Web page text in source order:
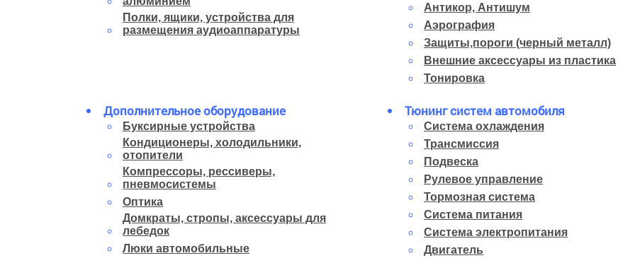
Полки, ящики, устройства для
размещения аудиоаппаратуры
Антикор, Антишум
Аэрография
Защиты,пороги (черный металл)
Внешние аксессуары из пластика
Тонировка
Дополнительное оборудование
Буксирные устройства
Кондиционеры, холодильники,
отопители
Компрессоры, рессиверы,
пневмосистемы
Оптика
Домкраты, стропы, аксессуары для
лебедок
Люки автомобильные
Тюнинг систем автомобиля
Система охлаждения
Трансмиссия
Подвеска
Рулевое управление
Тормозная система
Система питания
Система электропитания
Двигатель